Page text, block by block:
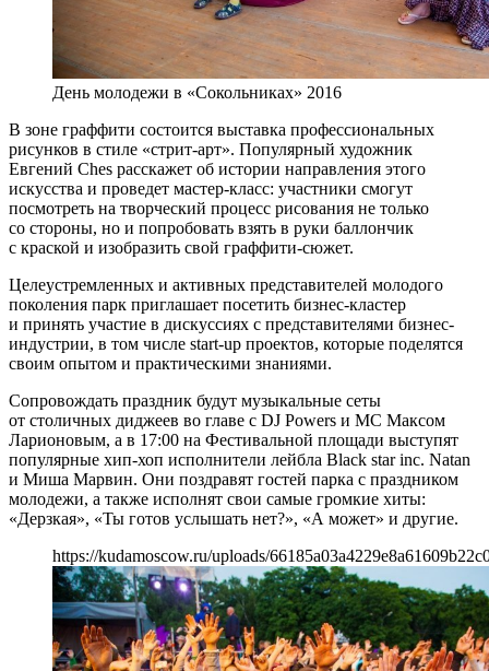
День молодежи в «Сокольниках» 2016
В зоне граффити состоится выставка профессиональных
рисунков в стиле «стрит-арт». Популярный художник
Евгений Ches расскажет об истории направления этого
искусства и проведет мастер-класс: участники смогут
посмотреть на творческий процесс рисования не только
со стороны, но и попробовать взять в руки баллончик
с краской и изобразить свой граффити-сюжет.
Целеустремленных и активных представителей молодого
поколения парк приглашает посетить бизнес-кластер
и принять участие в дискуссиях с представителями бизнес-
индустрии, в том числе start-up проектов, которые поделятся
своим опытом и практическими знаниями.
Сопровождать праздник будут музыкальные сеты
от столичных диджеев во главе с DJ Powers и MC Максом
Ларионовым, а в 17:00 на Фестивальной площади выступят
популярные хип-хоп исполнители лейбла Black star inc. Natan
и Миша Марвин. Они поздравят гостей парка с праздником
молодежи, а также исполнят свои самые громкие хиты:
«Дерзкая», «Ты готов услышать нет?», «А может» и другие.
https://kudamoscow.ru/uploads/